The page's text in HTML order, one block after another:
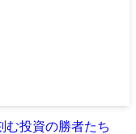
む投資の勝者たち